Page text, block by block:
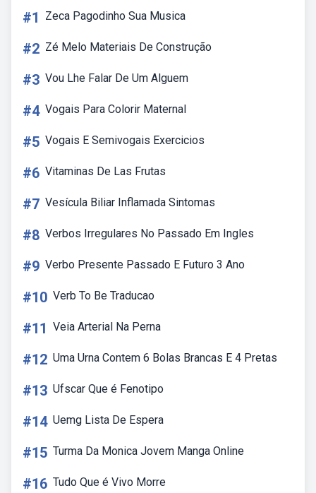
#1 Zeca Pagodinho Sua Musica
#2 Zé Melo Materiais De Construção
#3 Vou Lhe Falar De Um Alguem
#4 Vogais Para Colorir Maternal
#5 Vogais E Semivogais Exercicios
#6 Vitaminas De Las Frutas
#7 Vesícula Biliar Inflamada Sintomas
#8 Verbos Irregulares No Passado Em Ingles
#9 Verbo Presente Passado E Futuro 3 Ano
#10 Verb To Be Traducao
#11 Veia Arterial Na Perna
#12 Uma Urna Contem 6 Bolas Brancas E 4 Pretas
#13 Ufscar Que é Fenotipo
#14 Uemg Lista De Espera
#15 Turma Da Monica Jovem Manga Online
#16 Tudo Que é Vivo Morre